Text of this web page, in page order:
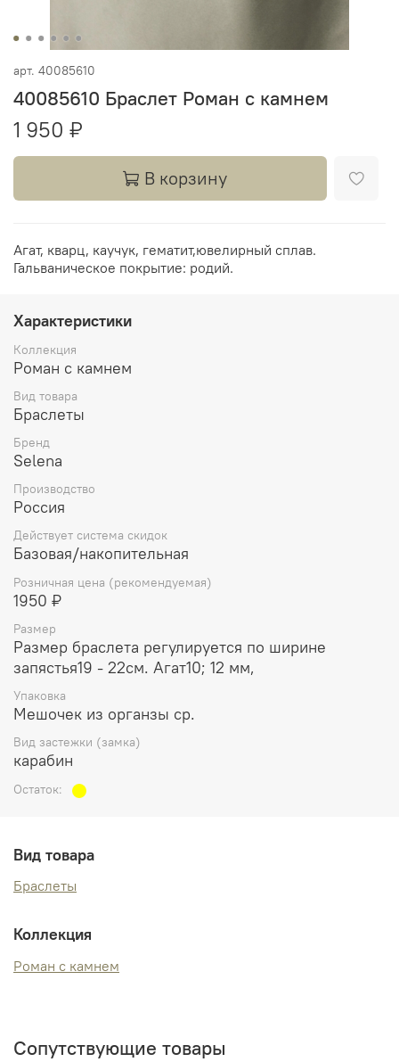
арт. 40085610
40085610 Браслет Роман с камнем
1 950 ₽
В корзину
Агат, кварц, каучук, гематит,ювелирный сплав.
Гальваническое покрытие: родий.
Характеристики
Коллекция
Роман с камнем
Вид товара
Браслеты
Бренд
Selena
Производство
Россия
Действует система скидок
Базовая/накопительная
Розничная цена (рекомендуемая)
1950 ₽
Размер
Размер браслета регулируется по ширине
запястья19 - 22см. Агат10; 12 мм,
Упаковка
Мешочек из органзы ср.
Вид застежки (замка)
карабин
Остаток:
Вид товара
Браслеты
Коллекция
Роман с камнем
Сопутствующие товары